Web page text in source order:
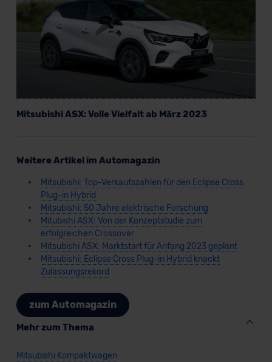
Mitsubishi ASX: Volle Vielfalt ab März 2023
Weitere Artikel im Automagazin
Mitsubishi: Top-Verkaufszahlen für den Eclipse Cross
Plug-in Hybrid
Mitsubishi: 50 Jahre elektrische Forschung
Mitubishi ASX: Von der Konzeptstudie zum
erfolgreichen Crossover
Mitsubishi ASX: Marktstart für Anfang 2023 geplant
Mitsubishi: Eclipse Cross Plug-in Hybrid knackt
Zulassungsrekord
zum Automagazin
Mehr zum Thema
Mitsubishi Kompaktwagen